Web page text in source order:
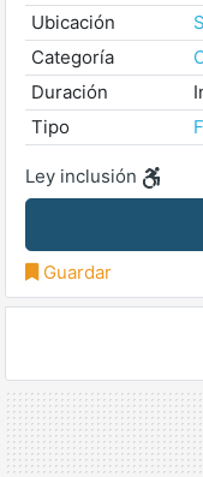
Ubicación
Categoría
Duración
Tipo
Ley inclusión
Guardar